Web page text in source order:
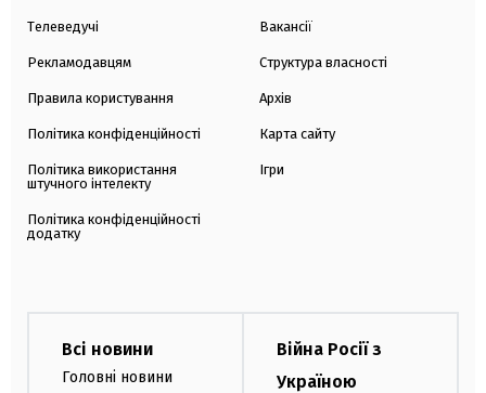
Телеведучі
Рекламодавцям
Правила користування
Політика конфіденційності
Політика використання
штучного інтелекту
Політика конфіденційності
додатку
Вакансії
Структура власності
Архів
Карта сайту
Ігри
Всі новини
Головні новини
Війна Росії з
Україною